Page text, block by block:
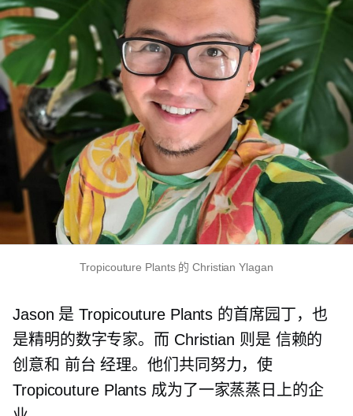
Tropicouture Plants 的 Christian Ylagan
Jason 是 Tropicouture Plants 的首席园丁，也
是精明的数字专家。而 Christian 则是 信赖的
创意和 前台 经理。他们共同努力，使
Tropicouture Plants 成为了一家蒸蒸日上的企